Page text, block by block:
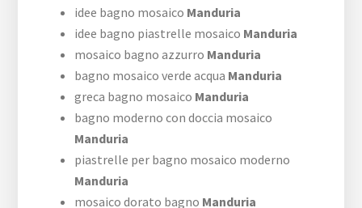
idee bagno mosaico Manduria
idee bagno piastrelle mosaico Manduria
mosaico bagno azzurro Manduria
bagno mosaico verde acqua Manduria
greca bagno mosaico Manduria
bagno moderno con doccia mosaico
Manduria
piastrelle per bagno mosaico moderno
Manduria
mosaico dorato bagno Manduria